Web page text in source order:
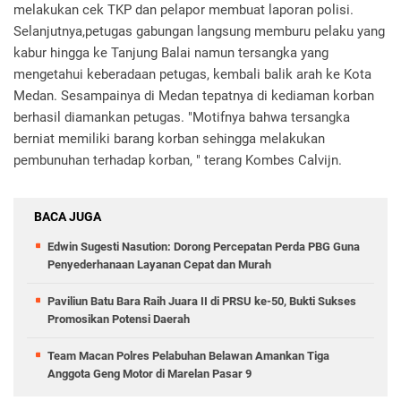
melakukan cek TKP dan pelapor membuat laporan polisi.
Selanjutnya,petugas gabungan langsung memburu pelaku yang
kabur hingga ke Tanjung Balai namun tersangka yang
mengetahui keberadaan petugas, kembali balik arah ke Kota
Medan. Sesampainya di Medan tepatnya di kediaman korban
berhasil diamankan petugas. "Motifnya bahwa tersangka
berniat memiliki barang korban sehingga melakukan
pembunuhan terhadap korban, " terang Kombes Calvijn.
BACA JUGA
Edwin Sugesti Nasution: Dorong Percepatan Perda PBG Guna
Penyederhanaan Layanan Cepat dan Murah
Paviliun Batu Bara Raih Juara II di PRSU ke-50, Bukti Sukses
Promosikan Potensi Daerah
Team Macan Polres Pelabuhan Belawan Amankan Tiga
Anggota Geng Motor di Marelan Pasar 9